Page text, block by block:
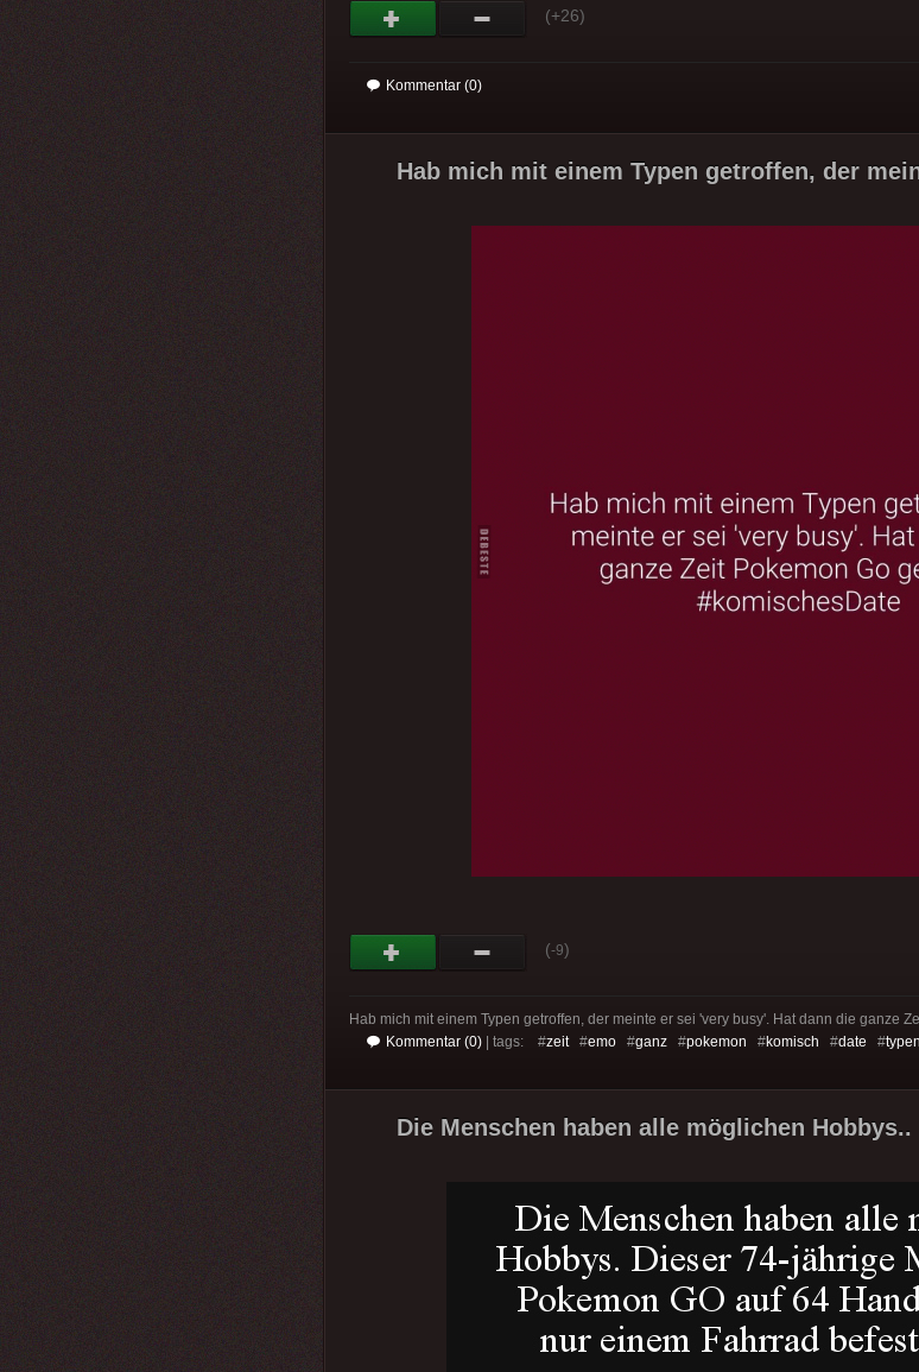
(+26)
Kommentar (0)
Hab mich mit einem Typen getroffen, der
(-9)
Hab mich mit einem Typen getroffen, der meinte er sei 'very busy'. Hat dann die ganze
Kommentar (0) | tags: #zeit#emo #ganz #pokemon #komisch #date #typen
Die Menschen haben alle möglichen Hobbys..